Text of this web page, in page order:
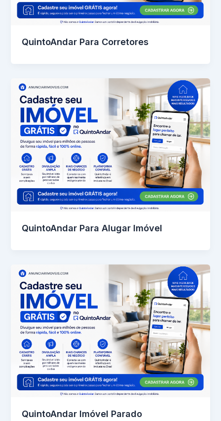
QuintoAndar Para Corretores
QuintoAndar Para Alugar Imóvel
QuintoAndar Imóvel Parado